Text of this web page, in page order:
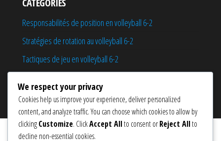
CATÉGORIES
Responsabilités de position en volleyball 6-2
Stratégies de rotation au volleyball 6-2
Tactiques de jeu en volleyball 6-2
Proudly powered byWordPress|Theme:Popularis eCommerce
We respect your privacy
Cookies help us improve your experience, deliver personalized
content, and analyze traffic. You can choose which cookies to allow by
clickingCustomize. ClickAccept Allto consent orReject Allto
decline non-essential cookies.